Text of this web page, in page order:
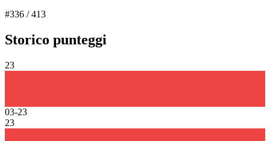
#336 /413
Storico punteggi
23
03-23
23